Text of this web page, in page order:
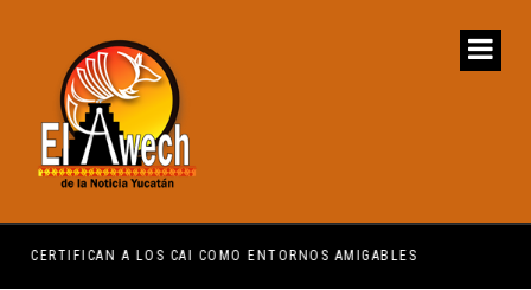
CERTIFICAN A LOS CAI COMO ENTORNOS AMIGABLES